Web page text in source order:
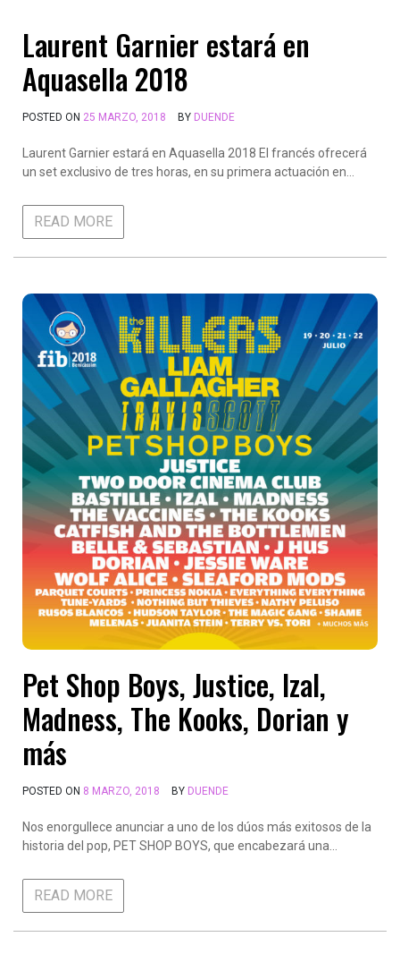
Laurent Garnier estará en
Aquasella 2018
POSTED ON 25 MARZO, 2018 BY DUENDE
Laurent Garnier estará en Aquasella 2018 El francés ofrecerá
un set exclusivo de tres horas, en su primera actuación en…
READ MORE
Pet Shop Boys, Justice, Izal,
Madness, The Kooks, Dorian y
más
POSTED ON 8 MARZO, 2018 BY DUENDE
Nos enorgullece anunciar a uno de los dúos más exitosos de la
historia del pop, PET SHOP BOYS, que encabezará una…
READ MORE